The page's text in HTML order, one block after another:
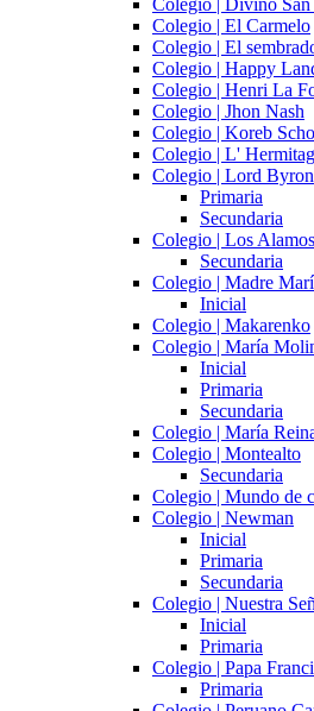
Colegio | El Carmelo
Colegio | El
Colegio | Happy
Colegio | Henri La
Colegio | Jhon Nash
Colegio | Koreb
Colegio | L'
Colegio | Lord Byron
Primaria
Secundaria
Colegio | Los Alamos
Secundaria
Colegio | Madre
Inicial
Colegio | Makarenko
Colegio | María
Inicial
Primaria
Secundaria
Colegio | María
Colegio | Montealto
Secundaria
Colegio | Mundo de
Colegio | Newman
Inicial
Primaria
Secundaria
Colegio | Nuestra
Inicial
Primaria
Colegio | Papa
Primaria